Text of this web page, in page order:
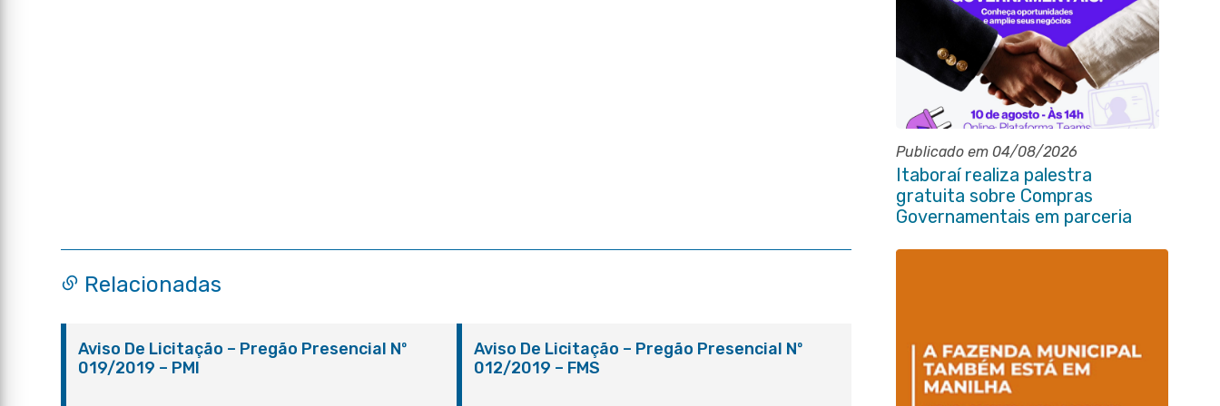
Publicado em 04/08/2026
Itaboraí realiza palestra
gratuita sobre Compras
Governamentais em parceria
Relacionadas
Aviso De Licitação – Pregão Presencial Nº
019/2019 – PMI
Aviso De Licitação – Pregão Presencial Nº
012/2019 – FMS